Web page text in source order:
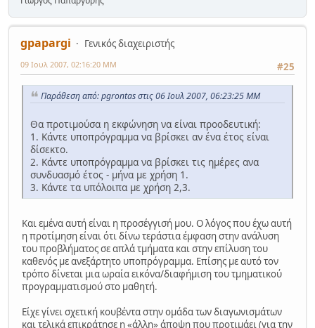
gpapargi
Γενικός διαχειριστής
#25
09 Ιουλ 2007, 02:16:20 ΜΜ
Παράθεση από: pgrontas στις 06 Ιουλ 2007, 06:23:25 ΜΜ
Θα προτιμούσα η εκφώνηση να είναι προοδευτική:
1. Κάντε υποπρόγραμμα να βρίσκει αν ένα έτος είναι
δίσεκτο.
2. Κάντε υποπρόγραμμα να βρίσκει τις ημέρες ανα
συνδυασμό έτος - μήνα με χρήση 1.
3. Κάντε τα υπόλοιπα με χρήση 2,3.
Και εμένα αυτή είναι η προσέγγισή μου. Ο λόγος που έχω αυτή
η προτίμηση είναι ότι δίνω τεράστια έμφαση στην ανάλυση
του προβλήματος σε απλά τμήματα και στην επίλυση του
καθενός με ανεξάρτητο υποπρόγραμμα. Επίσης με αυτό τον
τρόπο δίνεται μια ωραία εικόνα/διαφήμιση του τμηματικού
προγραμματισμού στο μαθητή.
Είχε γίνει σχετική κουβέντα στην ομάδα των διαγωνισμάτων
και τελικά επικράτησε η «άλλη» άποψη που προτιμάει (για την